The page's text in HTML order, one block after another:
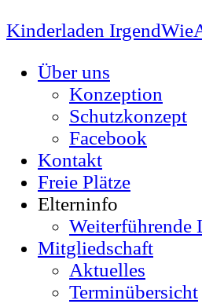
Kinderladen
Über uns
Konzeption
Schutzkonzept
Facebook
Kontakt
Freie Plätze
Elterninfo
Weiterführende
Mitgliedschaft
Aktuelles
Terminübersicht